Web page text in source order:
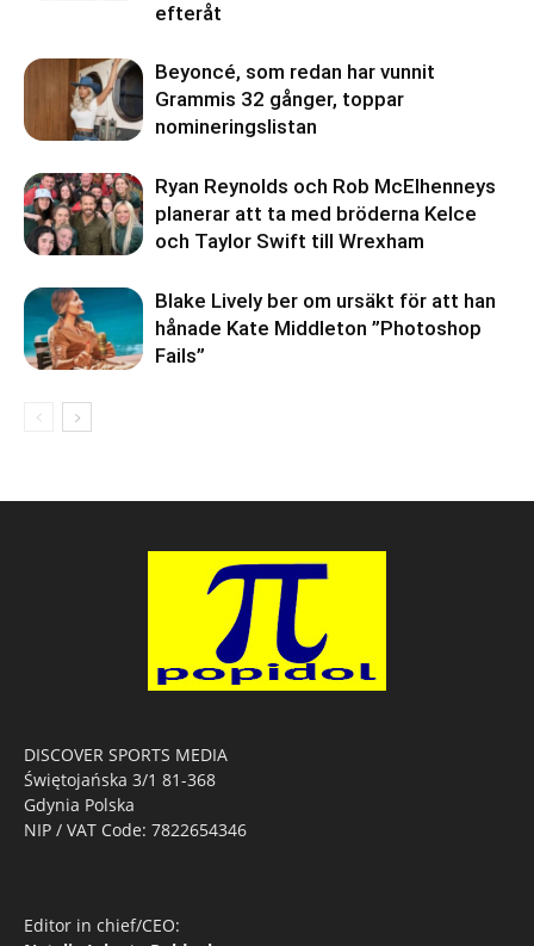
efteråt
Beyoncé, som redan har vunnit
Grammis 32 gånger, toppar
nomineringslistan
Ryan Reynolds och Rob McElhenneys
planerar att ta med bröderna Kelce
och Taylor Swift till Wrexham
Blake Lively ber om ursäkt för att han
hånade Kate Middleton ”Photoshop
Fails”
DISCOVER SPORTS MEDIA
Świętojańska 3/1 81-368
Gdynia Polska
NIP / VAT Code: 7822654346
Editor in chief/CEO: